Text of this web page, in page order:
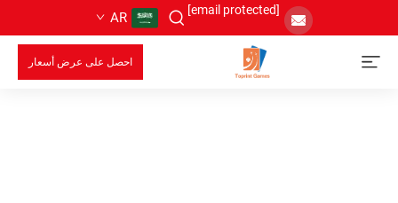
[email protected]
AR
احصل على عرض أسعار